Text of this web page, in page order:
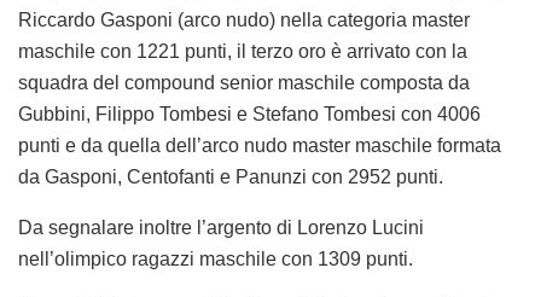
Riccardo Gasponi (arco nudo) nella categoria master
maschile con 1221 punti, il terzo oro è arrivato con la
squadra del compound senior maschile composta da
Gubbini, Filippo Tombesi e Stefano Tombesi con 4006
punti e da quella dell’arco nudo master maschile formata
da Gasponi, Centofanti e Panunzi con 2952 punti.
Da segnalare inoltre l’argento di Lorenzo Lucini
nell’olimpico ragazzi maschile con 1309 punti.